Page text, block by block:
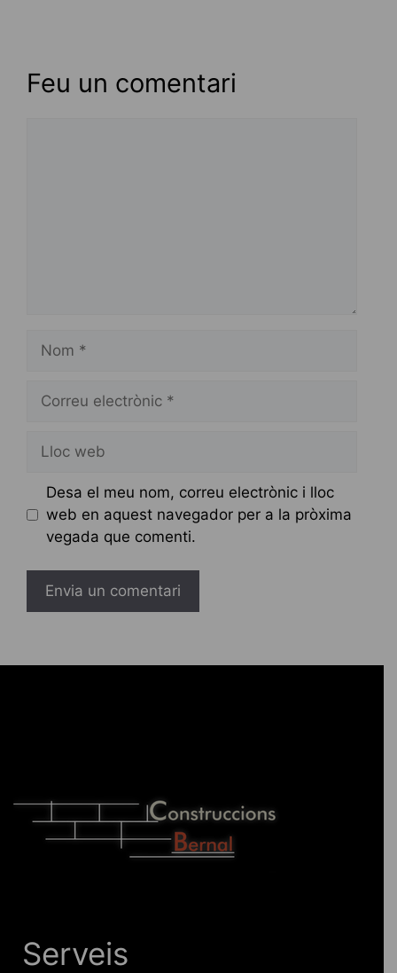
Feu un comentari
electrònic
web
Desa el meu nom, correu electrònic i lloc
web en aquest navegador per a la pròxima
vegada que comenti.
Serveis